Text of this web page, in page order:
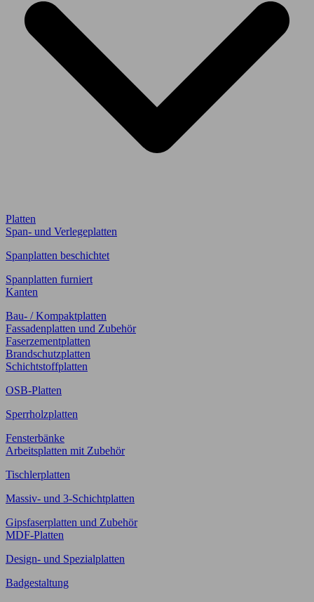
Platten
Span- und Verlegeplatten
Spanplatten beschichtet
Spanplatten furniert
Kanten
Bau- / Kompaktplatten
Fassadenplatten und Zubehör
Faserzementplatten
Brandschutzplatten
Schichtstoffplatten
OSB-Platten
Sperrholzplatten
Fensterbänke
Arbeitsplatten mit Zubehör
Tischlerplatten
Massiv- und 3-Schichtplatten
Gipsfaserplatten und Zubehör
MDF-Platten
Design- und Spezialplatten
Badgestaltung